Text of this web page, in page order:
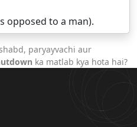
opposed to a man).
paryayvachi aur
ka matlab kya hota hai?